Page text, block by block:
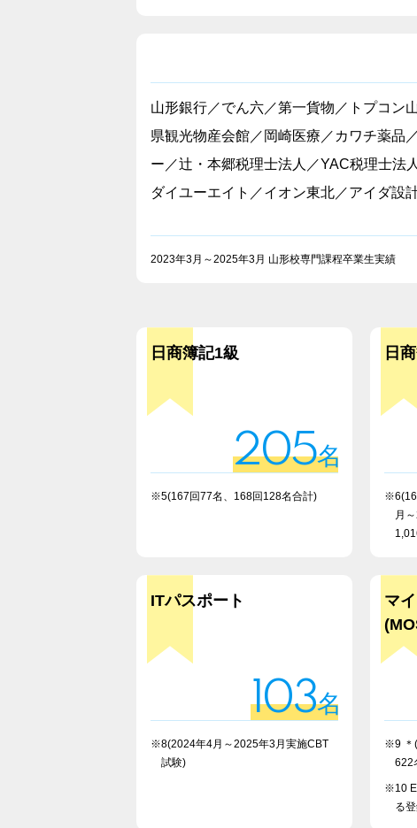
山形銀行／でん六／第一貨物／トプコン
県観光物産会館／岡崎医療／カワチ薬品
ー／辻・本郷税理士法人／YAC税理士法
ダイユーエイト／イオン東北／アイダ設
2023年3月～2025年3月 山形校専門課程卒業生実績
日商簿記1級
205名
※5(167回77名、168回128名合計)
日
月
ITパスポート
103名
※8(2024年4月～2025年3月実施CBT
試験)
マ
※9 ＊
622
※10
る